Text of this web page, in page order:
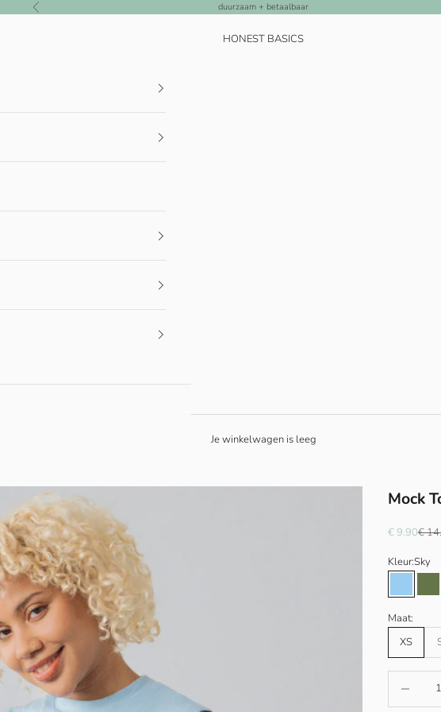
Vorige duurzaam + betaalbaar
HONEST BASICS
Je winkelwagen is leeg
Mock
€ 9.90€
Kleur:Sky
Maat:
XS